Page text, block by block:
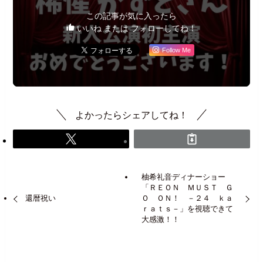
この記事が気に入ったら
いいね または フォローしてね！
Follow Me
よかったらシェアしてね！
還暦祝い
柚希礼音ディナーショー
「ＲＥＯＮ ＭＵＳＴ Ｇ
Ｏ ＯＮ！ －２４ ｋａ
ｒａｔｓ－」を視聴できて
大感激！！